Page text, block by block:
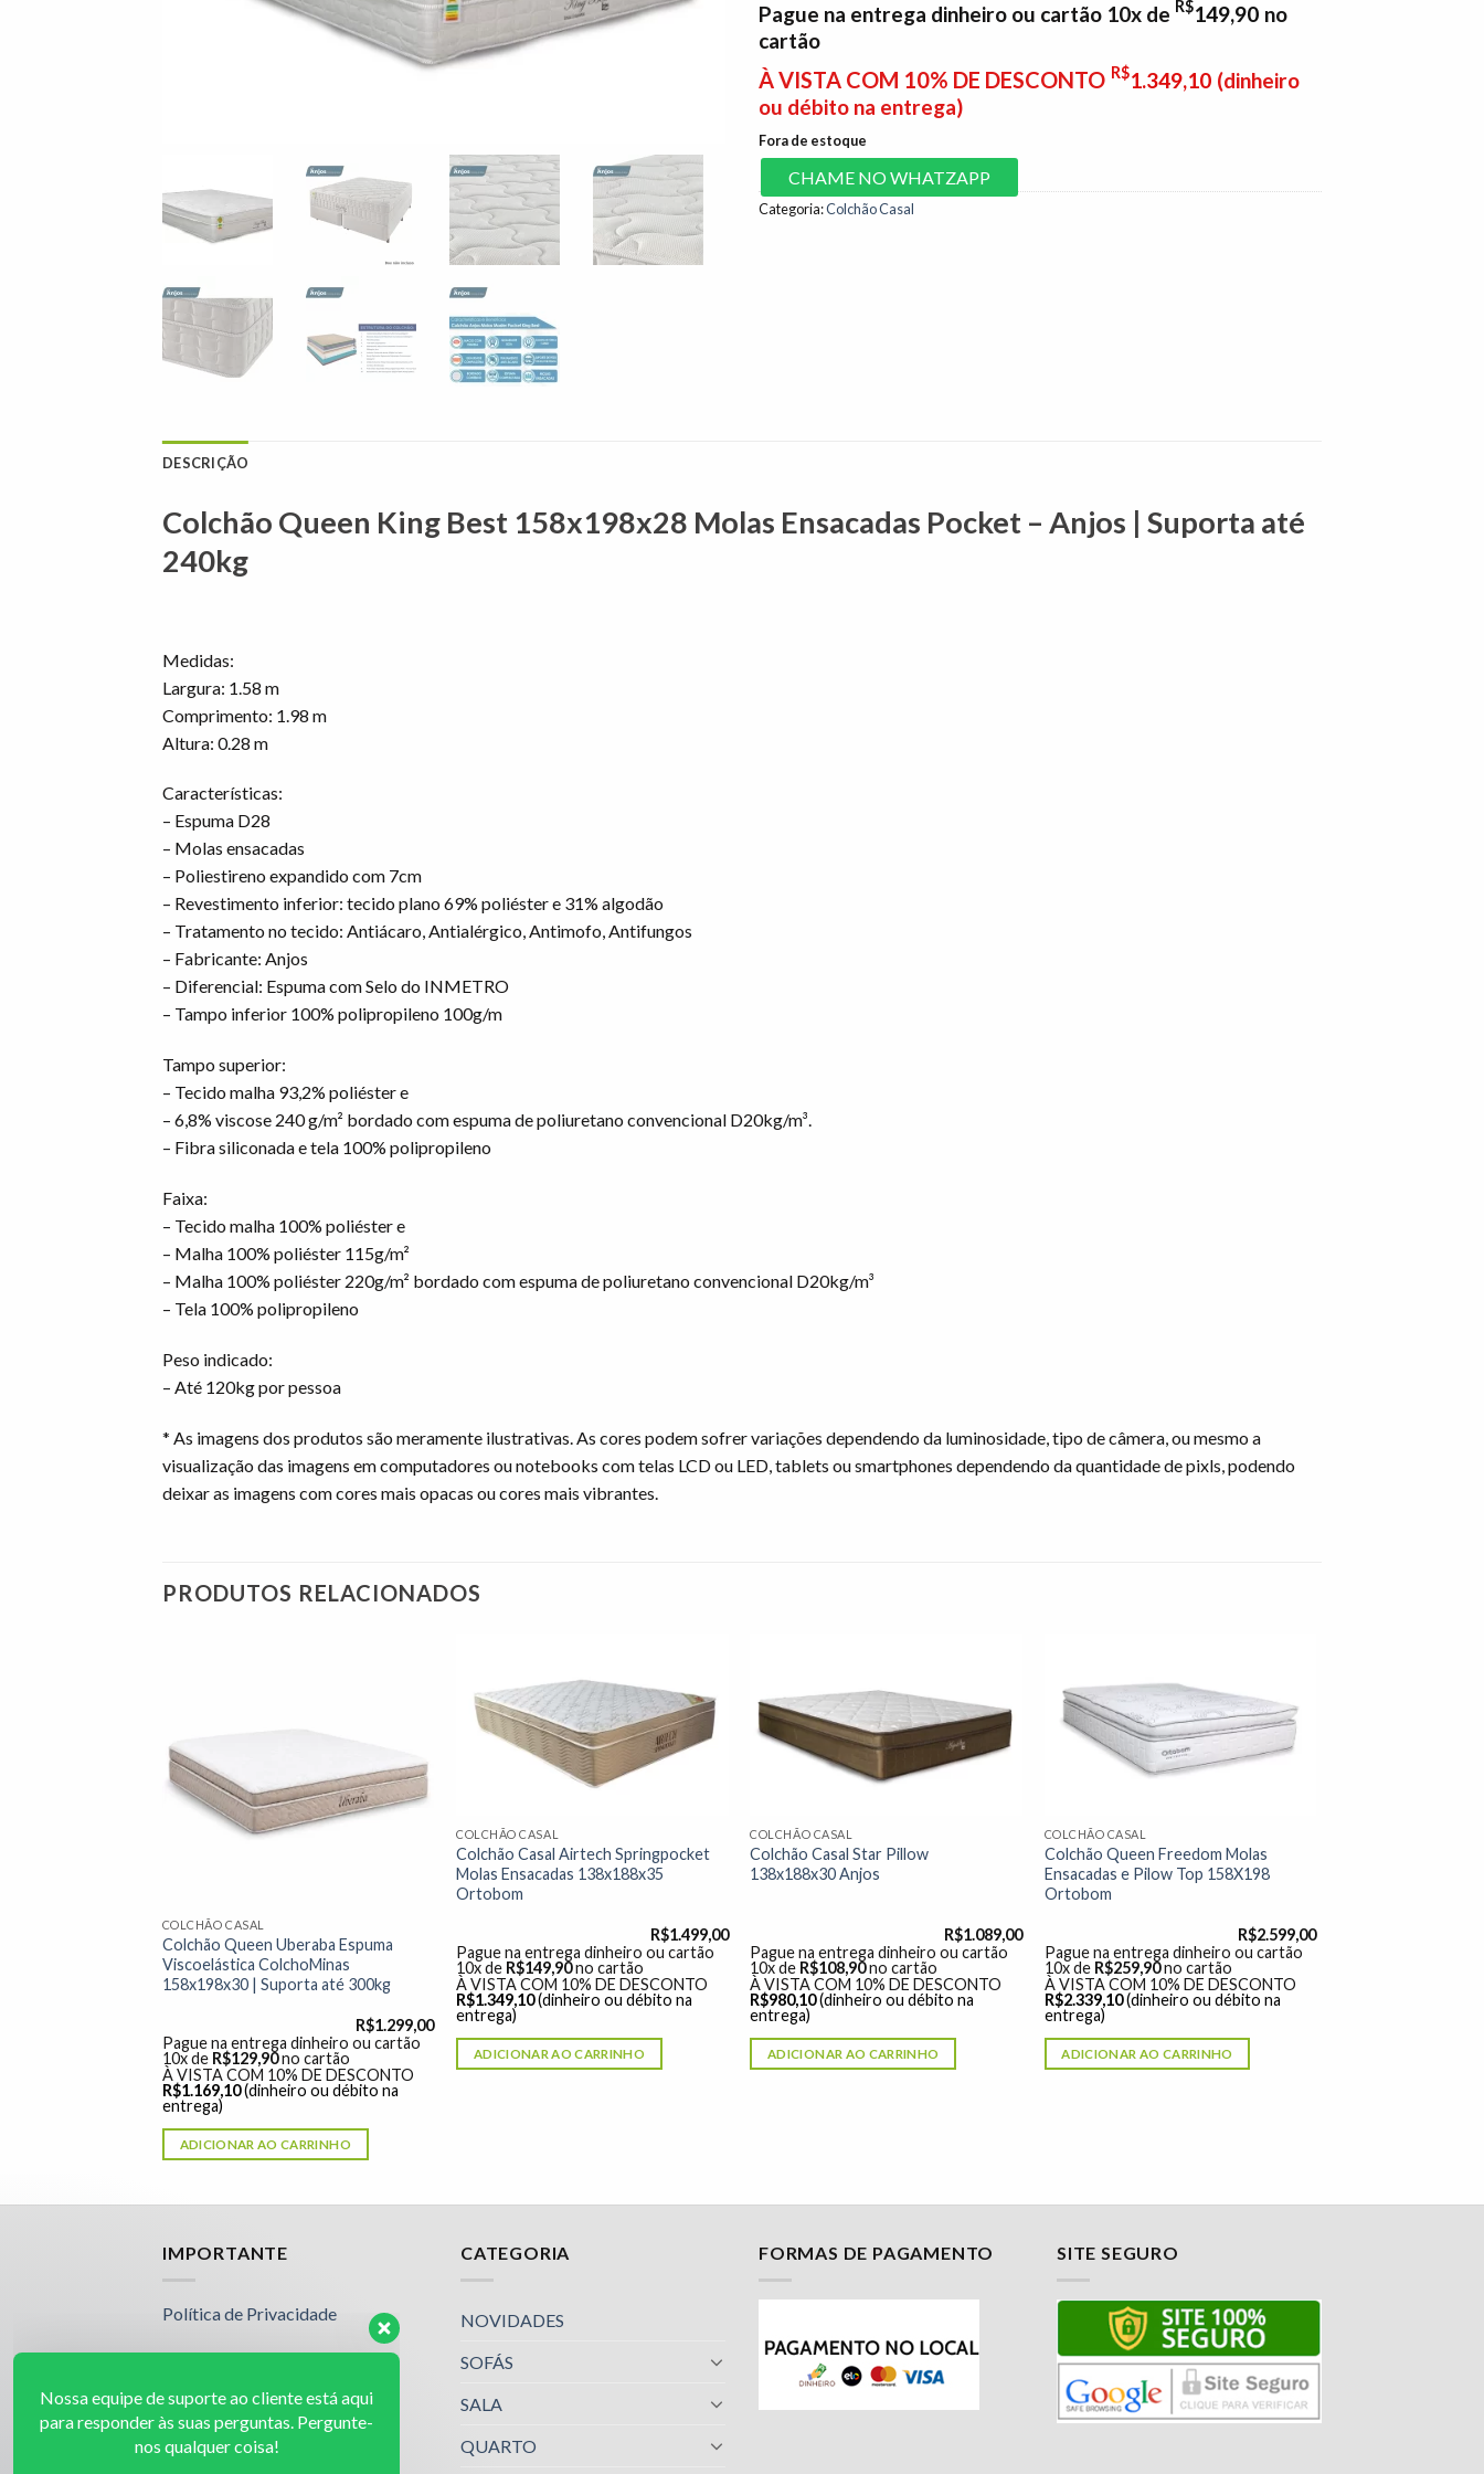
Pague na entrega dinheiro ou cartão 10x de R$149,90 no
cartão
À VISTA COM 10% DE DESCONTO R$1.349,10 (dinheiro
ou débito na entrega)
Fora de estoque
CHAME NO WHATZAPP
Categoria:Colchão Casal
DESCRIÇÃO
Colchão Queen King Best 158x198x28 Molas Ensacadas Pocket – Anjos | Suporta até
240kg
Medidas:
Largura: 1.58 m
Comprimento: 1.98 m
Altura: 0.28 m
Características:
– Espuma D28
– Molas ensacadas
– Poliestireno expandido com 7cm
– Revestimento inferior: tecido plano 69% poliéster e 31% algodão
– Tratamento no tecido: Antiácaro, Antialérgico, Antimofo, Antifungos
– Fabricante: Anjos
– Diferencial: Espuma com Selo do INMETRO
– Tampo inferior 100% polipropileno 100g/m
Tampo superior:
– Tecido malha 93,2% poliéster e
– 6,8% viscose 240 g/m² bordado com espuma de poliuretano convencional D20kg/m³.
– Fibra siliconada e tela 100% polipropileno
Faixa:
– Tecido malha 100% poliéster e
– Malha 100% poliéster 115g/m²
– Malha 100% poliéster 220g/m² bordado com espuma de poliuretano convencional D20kg/m³
– Tela 100% polipropileno
Peso indicado:
– Até 120kg por pessoa
* As imagens dos produtos são meramente ilustrativas. As cores podem sofrer variações dependendo da luminosidade, tipo de câmera, ou mesmo a
visualização das imagens em computadores ou notebooks com telas LCD ou LED, tablets ou smartphones dependendo da quantidade de pixls, podendo
deixar as imagens com cores mais opacas ou cores mais vibrantes.
PRODUTOS RELACIONADOS
desejos"
COLCHÃO CASAL
Colchão Queen Uberaba Espuma
Viscoelástica ColchoMinas
158x198x30 | Suporta até 300kg
R$1.299,00
Pague na entrega dinheiro ou cartão
10x de R$129,90no cartão
À VISTA COM 10% DE DESCONTO
R$1.169,10(dinheiro ou débito na
entrega)
ADICIONAR AO CARRINHO
Adicionar
à lista de
desejos"
COLCHÃO CASAL
Colchão Casal Airtech Springpocket
Molas Ensacadas 138x188x35
Ortobom
R$1.499,00
Pague na entrega dinheiro ou cartão
10x de R$149,90no cartão
À VISTA COM 10% DE DESCONTO
R$1.349,10(dinheiro ou débito na
entrega)
ADICIONAR AO CARRINHO
Adicionar
à lista de
desejos"
COLCHÃO CASAL
Colchão Casal Star Pillow
138x188x30 Anjos
R$1.089,00
Pague na entrega dinheiro ou cartão
10x de R$108,90no cartão
À VISTA COM 10% DE DESCONTO
R$980,10(dinheiro ou débito na
entrega)
ADICIONAR AO CARRINHO
Adicionar
à lista de
desejos"
COLCHÃO CASAL
Colchão Queen Freedom Molas
Ensacadas e Pilow Top 158X198
Ortobom
R$2.599,00
Pague na entrega dinheiro ou cartão
10x de R$259,90 no cartão
À VISTA COM 10% DE DESCONTO
R$2.339,10 (dinheiro ou débito na
entrega)
ADICIONAR AO CARRINHO
IMPORTANTE
Política de Privacidade
CATEGORIA
NOVIDADES
SOFÁS
SALA
QUARTO
FORMAS DE PAGAMENTO SITE SEGURO
para responder às suas perguntas. Pergunte-
nos qualquer coisa!
Olá! Em que posso ajudar?
Available
Luciana